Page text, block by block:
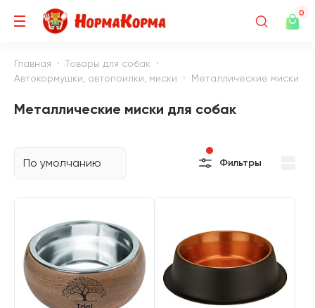
0
Главная
Товары для собак
Автокормушки, автопоилки, миски
Металлические миски
Металлические миски для собак
По умолчанию Фильтры